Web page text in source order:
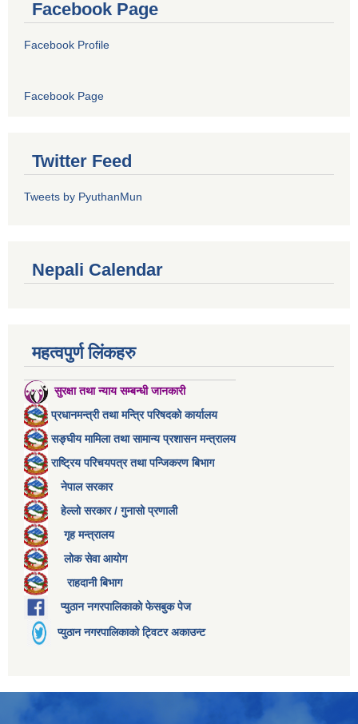
Facebook Page
Facebook Profile
Facebook Page
Twitter Feed
Tweets by PyuthanMun
Nepali Calendar
महत्वपुर्ण लिंकहरु
सुरक्षा तथा न्याय सम्बन्धी जानकारी
प्रधानमन्त्री तथा मन्त्रि परिषदको कार्यालय
सङ्घीय मामिला तथा सामान्य प्रशासन मन्त्रालय
राष्ट्रिय परिचयपत्र तथा पन्जिकरण बिभाग
नेपाल सरकार
हेल्लो सरकार / गुनासो प्रणाली
गृह मन्त्रालय
लोक सेवा आयोग
राहदानी बिभाग
प्युठान नगरपालिकाको फेसबुक पेज
प्युठान नगरपालिकाको ट्विटर अकाउन्ट